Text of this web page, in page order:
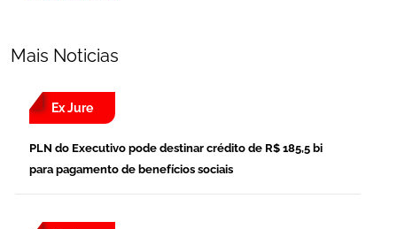
Mais Noticias
Ex Jure
PLN do Executivo pode destinar crédito de R$ 185,5 bi
para pagamento de benefícios sociais